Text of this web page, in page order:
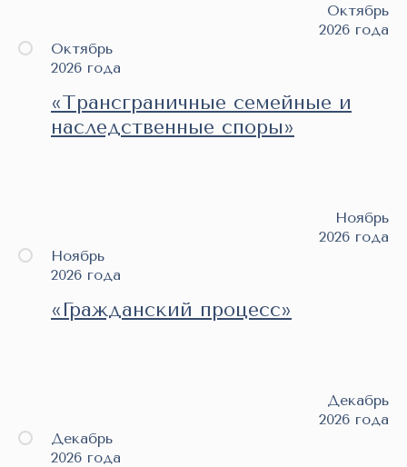
Октябрь
2026 года
Октябрь
2026 года
«Трансграничные семейные и
наследственные споры»
Ноябрь
2026 года
Ноябрь
2026 года
«Гражданский процесс»
Декабрь
2026 года
Декабрь
2026 года